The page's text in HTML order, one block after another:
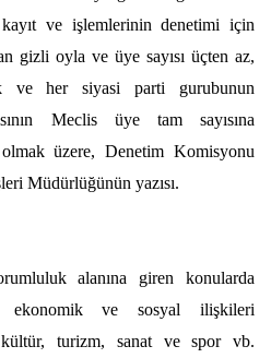
ve işlemlerinin denetimi için
gizli oyla ve üye sayısı üçten az,
ve her siyasi parti gurubunun
Meclis üye tam sayısına
olmak üzere, Denetim Komisyonu
Müdürlüğünün yazısı.
alanına giren konularda
ekonomik ve sosyal ilişkileri
kültür, turizm, sanat ve spor vb.